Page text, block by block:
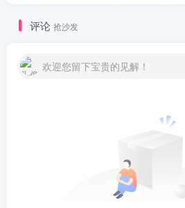
评论 抢沙发
欢迎您留下宝贵的见解！